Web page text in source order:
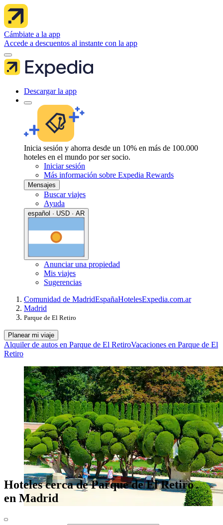
Cámbiate a la app
Accede a descuentos al instante con la app
Descargar la app
Inicia sesión y ahorra desde un 10% en más de 100.000
hoteles en el mundo por ser socio.
Iniciar sesión
Más información sobre Expedia Rewards
Mensajes
Buscar viajes
Ayuda
español · USD · AR
Anunciar una propiedad
Mis viajes
Sugerencias
Comunidad de MadridEspañaHotelesExpedia.com.ar
Madrid
Parque de El Retiro
Planear mi viaje
Alquiler de autos en Parque de El RetiroVacaciones en Parque de El
Retiro
Hoteles cerca de Parque de El Retiro
en Madrid